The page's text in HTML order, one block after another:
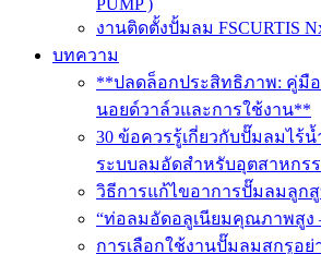
PUMP )
งานติดตั้งปั้มลม FSCURTIS
บทความ
**ปลดล็อกประสิทธิภาพ: คู่มื
นอยด์วาล์วและการใช้งาน**
30 ข้อควรรู้เกี่ยวกับปั๊มลมไร้
ระบบลมอัดสำหรับอุตสาหกร
วิธีการแก้ไขอาการปั๊มลมลูกสู
“ท่อลมอัดอลูเนียมคุณภาพสูง
การเลือกใช้งานปั๊มลมสกรูอย่